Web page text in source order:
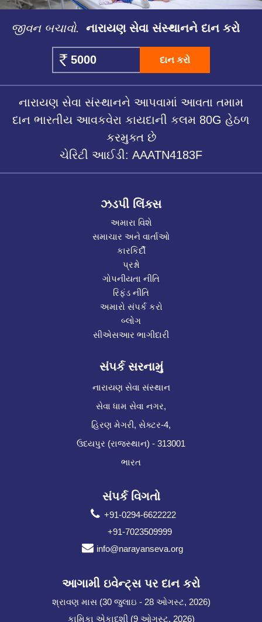
જીવન બચાવો. નારાયણ સેવા સંસ્થાનને દાન કરો
દાન કરો
નારાયણ સેવા સંસ્થાનને આપવામાં આવતા તમામ
દાન ભારતીય આવકવેરા કાયદાની કલમ 80G હેઠળ
કરમુક્ત છે
ચેરિટી આઈડી: AAATN4183F
ઝડપી લિંક્સ
અમારા વિશે
સમાચાર અને વાર્તાઓ
કારકિર્દી
પ્રશ્નો
ગોપનીયતા નીતિ
રિફંડ નીતિ
અમારો સંપર્ક કરો
બ્લોગ
સીએસઆર ભાગીદારી
સંપર્ક સરનામું
નારાયણ સેવા સંસ્થાન
સેવા ધામ સેવા નગર,
હિરણ મેગરી, સેક્ટર-4,
ઉદયપુર (રાજસ્થાન) - 313001
ભારત
સંપર્ક વિગતો
+91-0294-6622222
+91-7023509999
info@narayanseva.org
આગામી ઇવેન્ટ્સ પર દાન કરો
શ્રાવણ માસ (30 જુલાઇ - 28 ઓગસ્ટ, 2026)
કામિકા એકાદશી (9 ઓગસ્ટ, 2026)